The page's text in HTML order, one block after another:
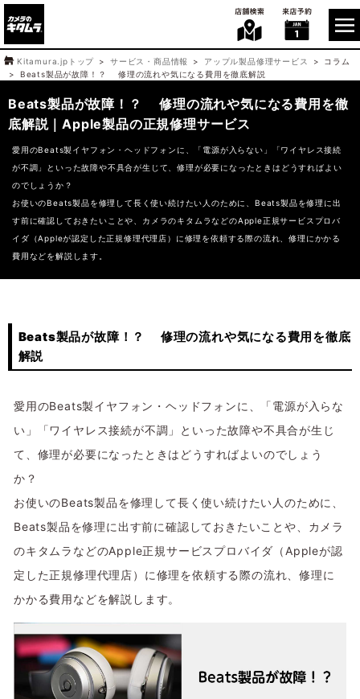
Kitamura.jpトップ サービス・商品情報 アップル製品修理サービス
コラム
Beats製品が故障！？ 修理の流れや気になる費用を徹底解説
Beats製品が故障！？ 修理の流れや気になる費用を徹
底解説｜Apple製品の正規修理サービス
愛用のBeats製イヤフォン・ヘッドフォンに、「電源が入らない」「ワイヤレス接続
が不調」といった故障や不具合が生じて、修理が必要になったときはどうすればよい
のでしょうか？
お使いのBeats製品を修理して長く使い続けたい人のために、Beats製品を修理に出
す前に確認しておきたいことや、カメラのキタムラなどのApple正規サービスプロバ
イダ（Appleが認定した正規修理代理店）に修理を依頼する際の流れ、修理にかかる
費用などを解説します。
Beats製品が故障！？ 修理の流れや気になる費用を徹底
解説
愛用のBeats製イヤフォン・ヘッドフォンに、「電源が入らな
い」「ワイヤレス接続が不調」といった故障や不具合が生じ
て、修理が必要になったときはどうすればよいのでしょう
か？
お使いのBeats製品を修理して長く使い続けたい人のために、
Beats製品を修理に出す前に確認しておきたいことや、カメラ
のキタムラなどのApple正規サービスプロバイダ（Appleが認
定した正規修理代理店）に修理を依頼する際の流れ、修理に
かかる費用などを解説します。